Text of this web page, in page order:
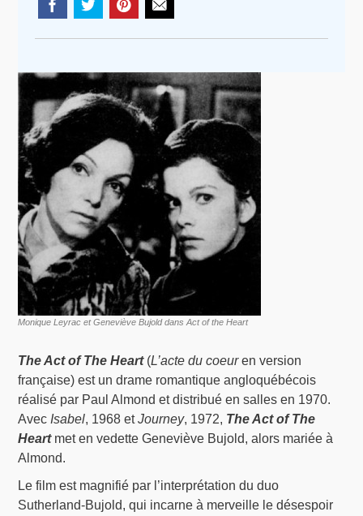
Monique Leyrac et Geneviève Bujold dans Act of the Heart
The Act of The Heart(L’acte du coeuren version
française) est un drame romantique angloquébécois
réalisé par Paul Almond et distribué en salles en 1970.
Avec Isabel, 1968 etJourney, 1972, The Act of The
Heartmet en vedette Geneviève Bujold, alors mariée à
Almond.
Le film est magnifié par l’interprétation du duo
Sutherland-Bujold, qui incarne à merveille le désespoir